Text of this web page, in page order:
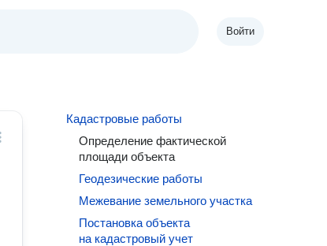
Войти
Кадастровые работы
Определение фактической
площади объекта
Геодезические работы
Межевание земельного участка
Постановка объекта
на кадастровый учет